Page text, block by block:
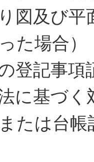
図及び平
た場合）
登記事項
に基づく
たは台帳